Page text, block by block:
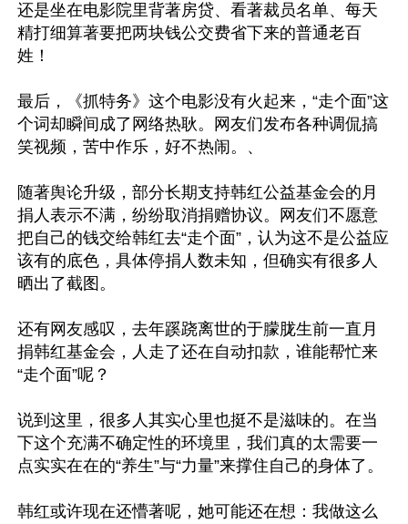
还是坐在电影院里背著房贷、看著裁员名单、每天
精打细算著要把两块钱公交费省下来的普通老百
姓！
最后，《抓特务》这个电影没有火起来，“走个面”这
个词却瞬间成了网络热耿。网友们发布各种调侃搞
笑视频，苦中作乐，好不热闹。、
随著舆论升级，部分长期支持韩红公益基金会的月
捐人表示不满，纷纷取消捐赠协议。网友们不愿意
把自己的钱交给韩红去“走个面”，认为这不是公益应
该有的底色，具体停捐人数未知，但确实有很多人
晒出了截图。
还有网友感叹，去年蹊跷离世的于朦胧生前一直月
捐韩红基金会，人走了还在自动扣款，谁能帮忙来
“走个面”呢？
说到这里，很多人其实心里也挺不是滋味的。在当
下这个充满不确定性的环境里，我们真的太需要一
点实实在在的“养生”与“力量”来撑住自己的身体了。
韩红或许现在还懵著呢，她可能还在想：我做这么